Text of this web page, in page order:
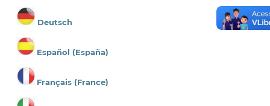
Deutsch
Español (España)
Français (France)